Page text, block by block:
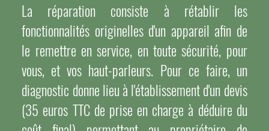
La réparation consiste à rétablir les
fonctionnalités originelles d'un appareil afin de
le remettre en service, en toute sécurité, pour
vous, et vos haut-parleurs. Pour ce faire, un
diagnostic donne lieu à l'établissement d'un devis
(35 euros TTC de prise en charge à déduire du